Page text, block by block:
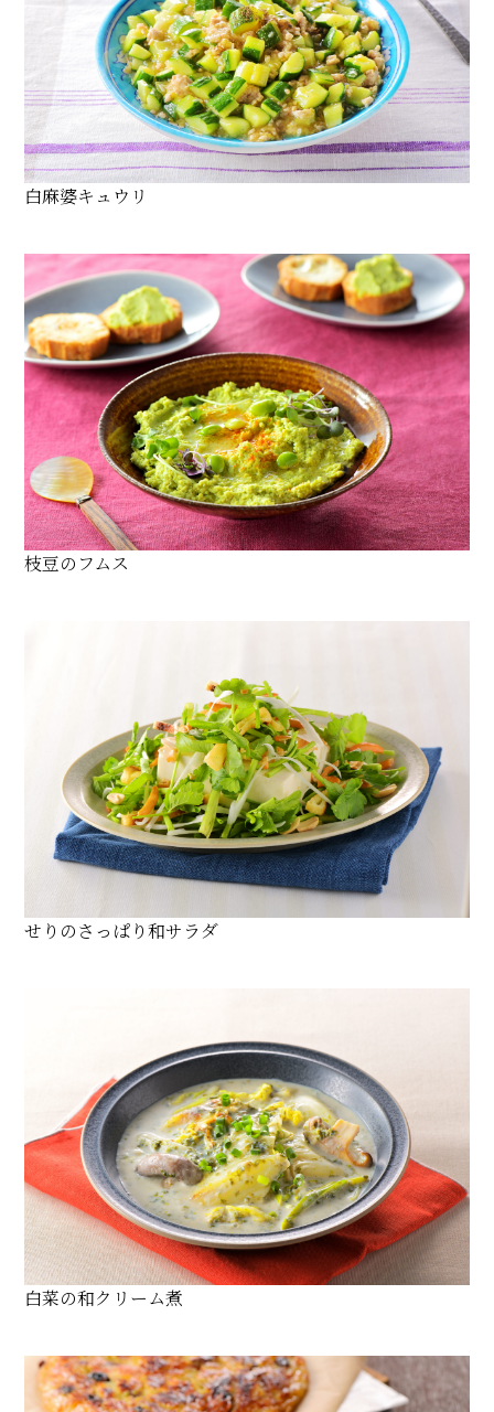
白麻婆キュウリ
枝豆のフムス
せりのさっぱり和サラダ
白菜の和クリーム煮